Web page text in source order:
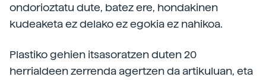
ondorioztatu dute, batez ere, hondakinen
kudeaketa ez delako ez egokia ez nahikoa.
Plastiko gehien itsasoratzen duten 20
herrialdeen zerrenda agertzen da artikuluan, eta